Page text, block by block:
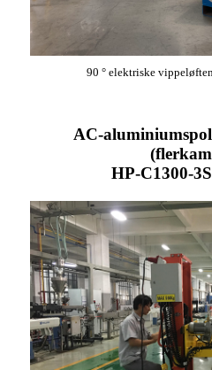
90 ° elektriske
AC-
HP-C1300-